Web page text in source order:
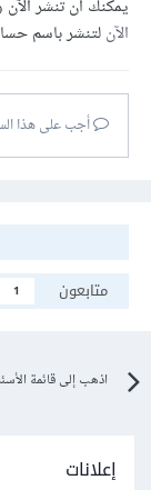
يمكنك أن تنشر
الآنلتنشر باسم
أجب على هذا
متابعون
1
اذهب إلى قائمة
إعلانات